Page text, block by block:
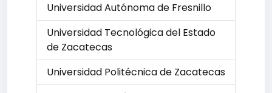
Universidad Autónoma de Fresnillo
Universidad Tecnológica del Estado
de Zacatecas
Universidad Politécnica de Zacatecas